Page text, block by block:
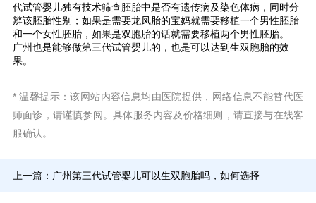
代试管婴儿独有技术筛查胚胎中是否有遗传病及染色体病，同时分
辨该胚胎性别；如果是需要龙凤胎的宝妈就需要移植一个男性胚胎
和一个女性胚胎，如果是双胞胎的话就需要移植两个男性胚胎。
广州也是能够做第三代试管婴儿的，也是可以达到生双胞胎的效
果。
* 温馨提示：该网站内容信息均由医院提供，网络信息不能替代医
师面诊，请谨慎参阅。具体服务内容及价格细则，请直接与在线客
服确认。
上一篇： 广州第三代试管婴儿可以生双胞胎吗，如何选择